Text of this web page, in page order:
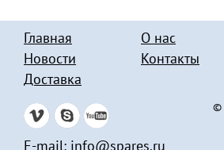
Главная
Новости
Доставка
О нас
Контакты
E-mail: info@spares.ru
©